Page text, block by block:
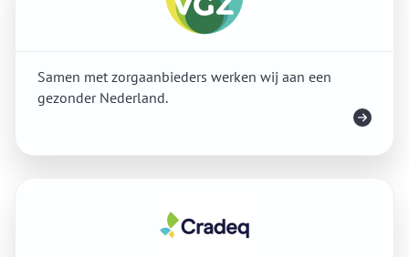
Samen met zorgaanbieders werken wij aan een
gezonder Nederland.